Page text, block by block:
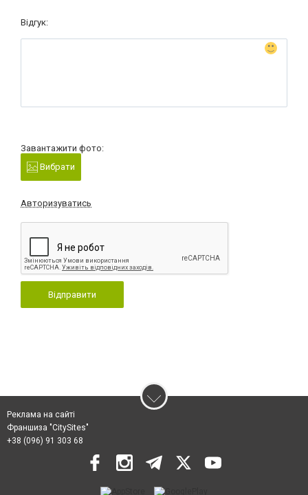
Відгук:
Завантажити фото:
Вибрати
Авторизуватись
Відправити
Реклама на сайті
Франшиза "CitySites"
+38 (096) 91 303 68